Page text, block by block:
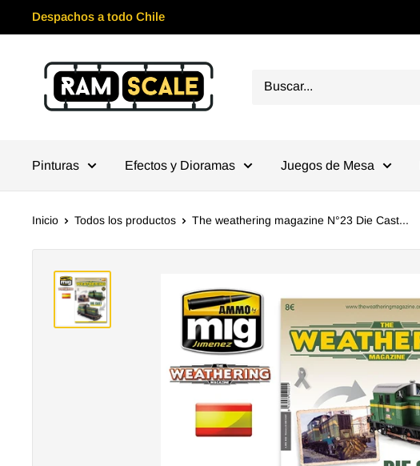
directamente
contenido
Despachos a todo Chile
Ramscale
Pinturas Efectos y Dioramas Juegos de Mesa
Inicio Todos los productos The weathering magazine N°23 Die Cast...